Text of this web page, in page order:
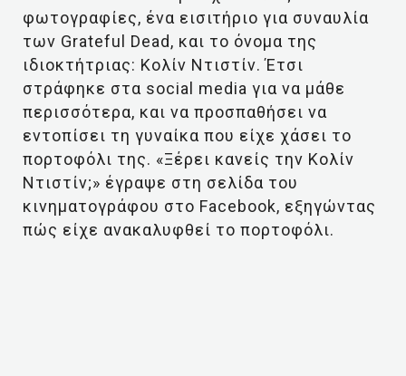
φωτογραφίες, ένα εισιτήριο για συναυλία
των Grateful Dead, και το όνομα της
ιδιοκτήτριας: Κολίν Ντιστίν. Έτσι
στράφηκε στα social media για να μάθε
περισσότερα, και να προσπαθήσει να
εντοπίσει τη γυναίκα που είχε χάσει το
πορτοφόλι της. «Ξέρει κανείς την Κολίν
Ντιστίν;» έγραψε στη σελίδα του
κινηματογράφου στο Facebook, εξηγώντας
πώς είχε ανακαλυφθεί το πορτοφόλι.